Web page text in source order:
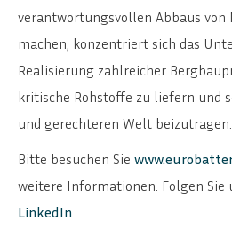
verantwortungsvollen Abbaus
machen, konzentriert sich das
Realisierung zahlreicher
kritische Rohstoffe zu liefern und
und gerechteren Welt beizutragen.
Bitte besuchen Sie
weitere Informationen. Folgen Sie
LinkedIn